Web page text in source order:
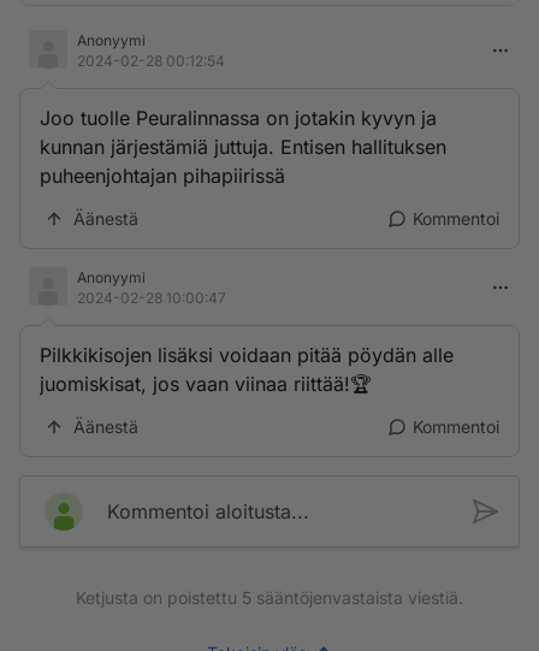
Anonyymi
2024-02-28 00:12:54
Joo tuolle Peuralinnassa on jotakin kyvyn ja
kunnan järjestämiä juttuja. Entisen hallituksen
puheenjohtajan pihapiirissä
Äänestä Kommentoi
Anonyymi
2024-02-28 10:00:47
Pilkkikisojen lisäksi voidaan pitää pöydän alle
juomiskisat, jos vaan viinaa riittää!🏆
Äänestä Kommentoi
Kommentoi aloitusta...
Ketjusta on poistettu 5 sääntöjenvastaista viestiä.